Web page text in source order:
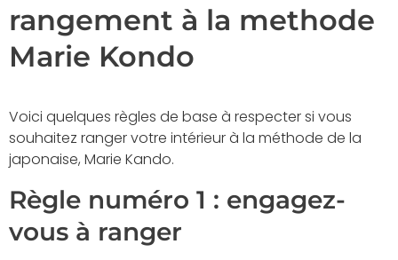
rangement à la methode
Marie Kondo
Voici quelques règles de base à respecter si vous
souhaitez ranger votre intérieur à la méthode de la
japonaise, Marie Kando.
Règle numéro 1 : engagez-
vous à ranger